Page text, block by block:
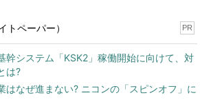
トペーパー） PR
幹システム「KSK2」稼働開始に向けて、対
は?
はなぜ進まない? ニコンの「スピンオフ」に